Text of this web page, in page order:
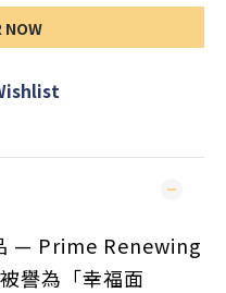
NOW
— Prime Renewing
譽為「幸福面